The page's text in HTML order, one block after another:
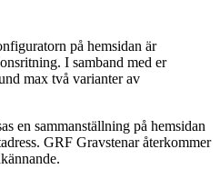
på hemsidan är
I samband med er
max två varianter av
en sammanställning på hemsidan
GRF Gravstenar återkommer